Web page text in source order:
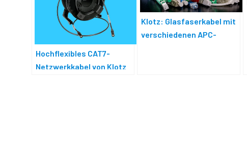
Hochflexibles CAT7-
Netzwerkkabel von Klotz
Klotz: Glasfaserkabel mit
verschiedenen APC-